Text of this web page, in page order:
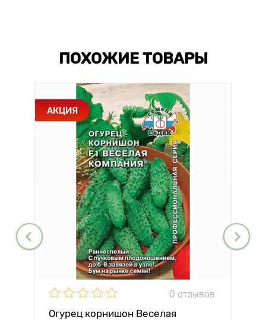
ПОХОЖИЕ ТОВАРЫ
АКЦИЯ
0 отзывов
Огурец корнишон Веселая